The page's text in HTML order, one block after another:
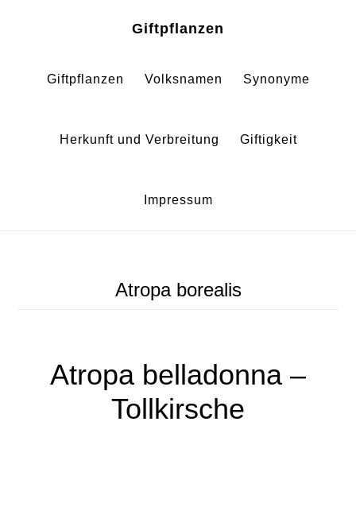
springen
springen
Giftpflanzen
Giftpflanzen Volksnamen Synonyme
Herkunft und Verbreitung Giftigkeit
Impressum
Atropa borealis
Atropa belladonna –
Tollkirsche